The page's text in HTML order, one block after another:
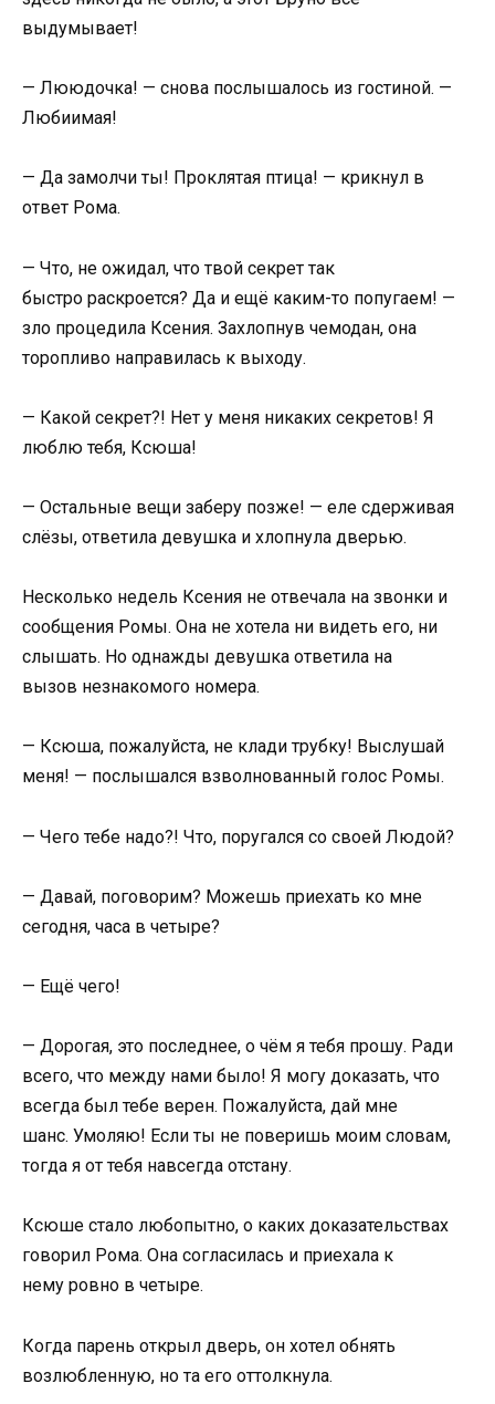
выдумывает!
— Лююдочка! — снова послышалось из гостиной. —
Любиимая!
— Да замолчи ты! Проклятая птица! — крикнул в
ответ Рома.
— Что, не ожидал, что твой секрет так
быстро раскроется? Да и ещё каким-то попугаем! —
зло процедила Ксения. Захлопнув чемодан, она
торопливо направилась к выходу.
— Какой секрет?! Нет у меня никаких секретов! Я
люблю тебя, Ксюша!
— Остальные вещи заберу позже! — еле сдерживая
слёзы, ответила девушка и хлопнула дверью.
Несколько недель Ксения не отвечала на звонки и
сообщения Ромы. Она не хотела ни видеть его, ни
слышать. Но однажды девушка ответила на
вызов незнакомого номера.
— Ксюша, пожалуйста, не клади трубку! Выслушай
меня! — послышался взволнованный голос Ромы.
— Чего тебе надо?! Что, поругался со своей Людой?
— Давай, поговорим? Можешь приехать ко мне
сегодня, часа в четыре?
— Ещё чего!
— Дорогая, это последнее, о чём я тебя прошу. Ради
всего, что между нами было! Я могу доказать, что
всегда был тебе верен. Пожалуйста, дай мне
шанс. Умоляю! Если ты не поверишь моим словам,
тогда я от тебя навсегда отстану.
Ксюше стало любопытно, о каких доказательствах
говорил Рома. Она согласилась и приехала к
нему ровно в четыре.
Когда парень открыл дверь, он хотел обнять
возлюбленную, но та его оттолкнула.